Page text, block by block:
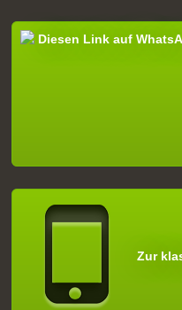
Diesen Link auf
Zur